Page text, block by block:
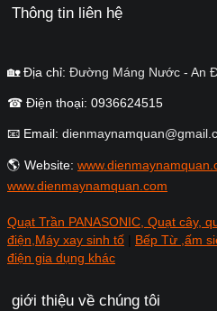
Thông tin liên hệ
🏡 Địa chỉ: Đường Máng Nước - An
☎ Điện thoại: 0936624515
📧 Email:
🌎 Website:
www.dienmaynamquan.com
Quạt Trần PANASONIC, Quạt cây,
điện,Máy xay sinh tố
Bếp Từ ,ấm
điện gia dụng khác
giới thiệu về chúng tôi